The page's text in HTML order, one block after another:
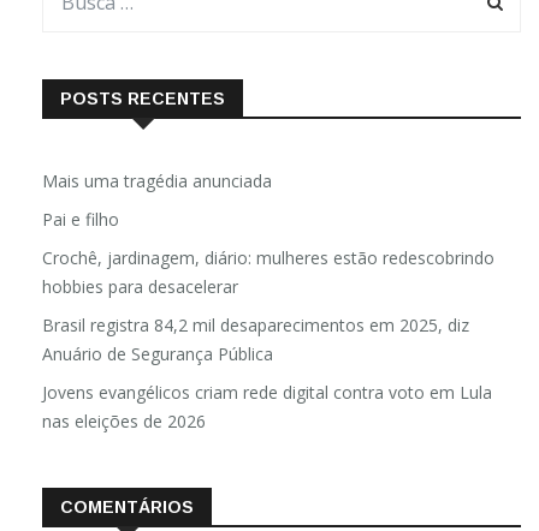
POSTS RECENTES
Mais uma tragédia anunciada
Pai e filho
Crochê, jardinagem, diário: mulheres estão redescobrindo
hobbies para desacelerar
Brasil registra 84,2 mil desaparecimentos em 2025, diz
Anuário de Segurança Pública
Jovens evangélicos criam rede digital contra voto em Lula
nas eleições de 2026
COMENTÁRIOS